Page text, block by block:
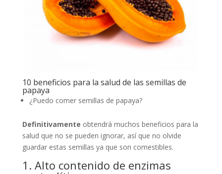
10 beneficios para la salud de las semillas de
papaya
¿Puedo comer semillas de papaya?
Definitivamente obtendrá muchos beneficios para la
salud que no se pueden ignorar, así que no olvide
guardar estas semillas ya que son comestibles.
1. Alto contenido de enzimas